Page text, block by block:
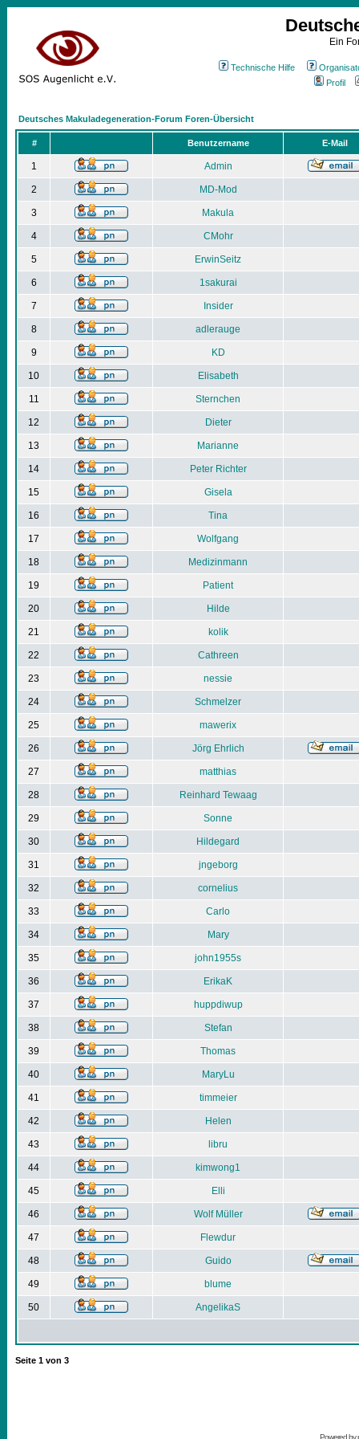
Ein
Technische Hilfe
Profil
Deutsches Makuladegeneration-Forum Foren-Übersicht
# Benutzername E-Mail
1 Admin
2 MD-Mod
3 Makula
4 CMohr
5 ErwinSeitz
6 1sakurai
7 Insider
8 adlerauge
9 KD
10 Elisabeth
11 Sternchen
12 Dieter
13 Marianne
14 Peter Richter
15 Gisela
16 Tina
17 Wolfgang
18 Medizinmann
19 Patient
20 Hilde
21 kolik
22 Cathreen
23 nessie
24 Schmelzer
25 mawerix
26 Jörg Ehrlich
27 matthias
28 Reinhard Tewaag
29 Sonne
30 Hildegard
31 jngeborg
32 cornelius
33 Carlo
34 Mary
35 john1955s
36 ErikaK
37 huppdiwup
38 Stefan
39 Thomas
40 MaryLu
41 timmeier
42 Helen
43 libru
44 kimwong1
45 Elli
46 Wolf Müller
47 Flewdur
48 Guido
49 blume
50 AngelikaS
Seite 1 von 3
Powered by